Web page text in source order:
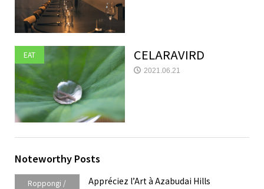
EAT CELARAVIRD
2021.06.21
Noteworthy Posts
Roppongi /
Appréciez l’Art à Azabudai Hills